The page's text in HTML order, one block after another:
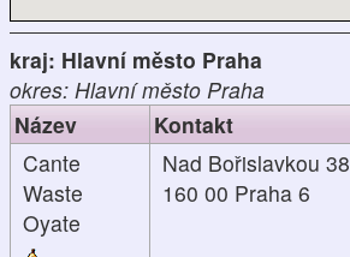
kraj: Hlavní město Praha
okres: Hlavní město Praha
Název
Kontakt
Cante
Waste
Oyate
Nad Bořislavkou 38
160 00 Praha 6